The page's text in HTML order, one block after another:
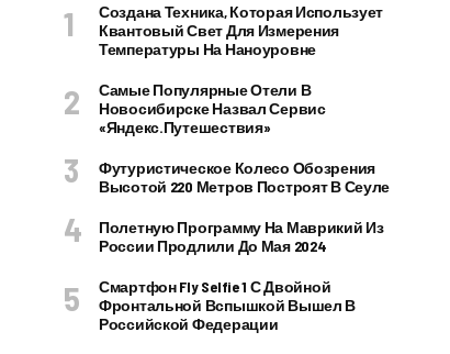
Создана Техника, Которая Использует
Квантовый Свет Для Измерения
Температуры На Наноуровне
Самые Популярные Отели В
Новосибирске Назвал Сервис
«Яндекс.Путешествия»
Футуристическое Колесо Обозрения
Высотой 220 Метров Построят В Сеуле
Полетную Программу На Маврикий Из
России Продлили До Мая 2024
Смартфон Fly Selfie 1 С Двойной
Фронтальной Вспышкой Вышел В
Российской Федерации